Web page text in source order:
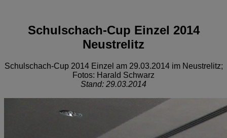
Schulschach-Cup Einzel 2014
Neustrelitz
Schulschach-Cup 2014 Einzel am 29.03.2014 im Neustrelitz;
Fotos: Harald Schwarz
Stand: 29.03.2014